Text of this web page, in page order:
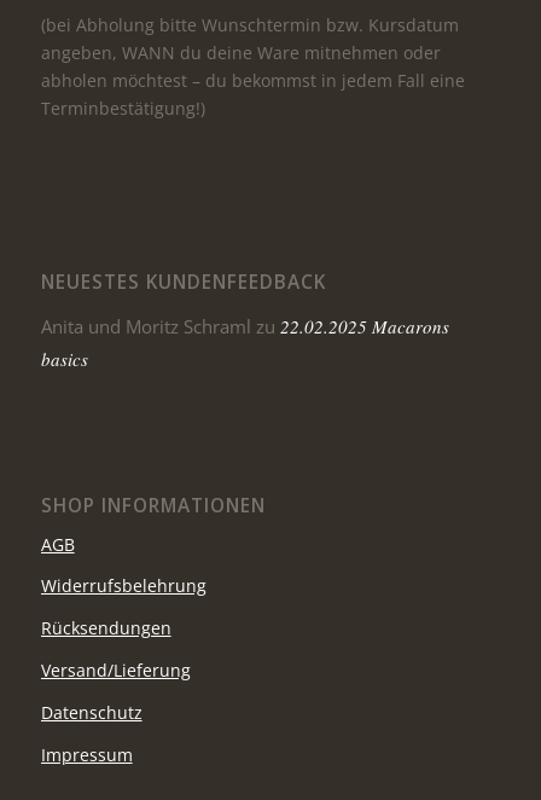
(bei Abholung bitte Wunschtermin bzw. Kursdatum
angeben, WANN du deine Ware mitnehmen oder
abholen möchtest – du bekommst in jedem Fall eine
Terminbestätigung!)
NEUESTES KUNDENFEEDBACK
Anita und Moritz Schraml zu 22.02.2025 Macarons
basics
SHOP INFORMATIONEN
AGB
Widerrufsbelehrung
Rücksendungen
Versand/Lieferung
Datenschutz
Impressum